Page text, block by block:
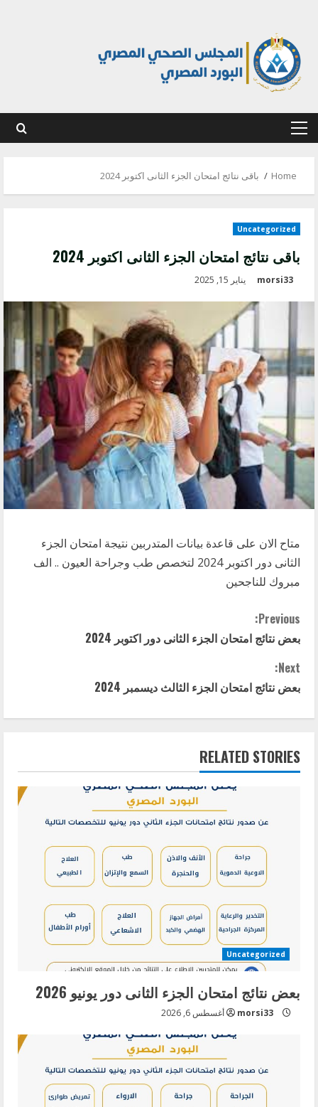
Primary
Home باقى نتائج امتحان الجزء الثانى اكتوبر 2024
Uncategorized
باقى نتائج امتحان الجزء الثانى اكتوبر 2024
morsi33 يناير 15, 2025
متاح الان على قاعدة بيانات المتدربين نتيجة امتحان الجزء
الثانى دور اكتوبر 2024 لتخصص طب وجراحة العيون .. الف
مبروك للناجحين
C
o
n
t
n
n
Previous:
بعض نتائج امتحان الجزء الثانى دور اكتوبر 2024
Next:
بعض نتائج امتحان الجزء الثالث ديسمبر 2024
RELATED STORIES
Uncategorized
بعض نتائج امتحان الجزء الثانى دور يونيو 2026
morsi33 أغسطس 6, 2026